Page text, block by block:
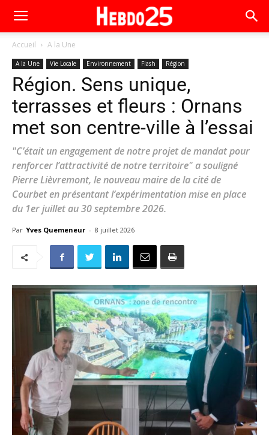
Accueil A la Une
A la Une Vie Locale Environnement Flash Région
Région. Sens unique,
terrasses et fleurs : Ornans
met son centre-ville à l’essai
"C’était un engagement de notre projet de mandat pour
renforcer l’attractivité de notre territoire" a souligné
Pierre Lièvremont, le nouveau maire de la cité de
Courbet en présentant l’expérimentation mise en place
du 1er juillet au 30 septembre 2026.
Par Yves Quemeneur - 8 juillet 2026